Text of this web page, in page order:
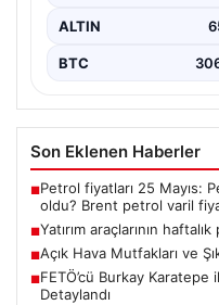
ALTIN
BTC
Son Eklenen Haberler
■Petrol fiyatları 25 Mayıs:
oldu? Brent petrol varil
■Yatırım araçlarının
■Açık Hava Mutfakları ve
■FETÖ’cü Burkay Karatepe
Detaylandı